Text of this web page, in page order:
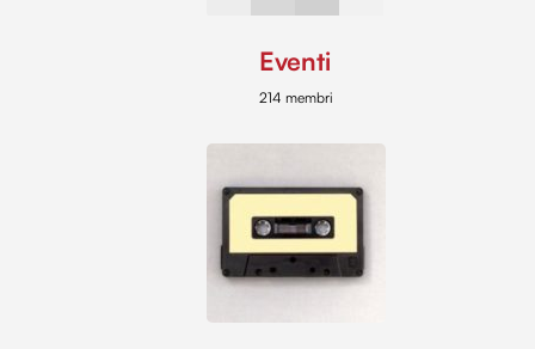
Eventi
214 membri